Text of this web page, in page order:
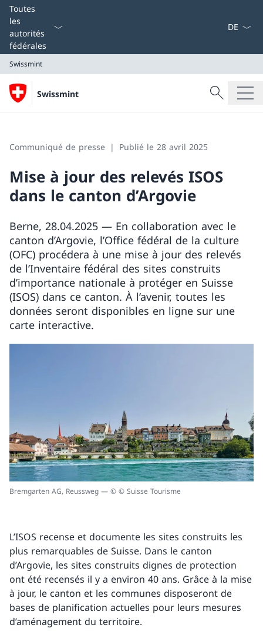
Toutes
les
autorités
fédérales
Swissmint
Swissmint
Recherche
Recherche
Communiqué de presse Publié le 28 avril 2025
Mise à jour des relevés ISOS
dans le canton d’Argovie
Berne, 28.04.2025 — En collaboration avec le
canton d’Argovie, l’Office fédéral de la culture
(OFC) procédera à une mise à jour des relevés
de l’Inventaire fédéral des sites construits
d’importance nationale à protéger en Suisse
(ISOS) dans ce canton. À l’avenir, toutes les
données seront disponibles en ligne sur une
carte interactive.
Bremgarten AG, Reussweg — © © Suisse Tourisme
L’ISOS recense et documente les sites construits les
plus remarquables de Suisse. Dans le canton
d’Argovie, les sites construits dignes de protection
ont été recensés il y a environ 40 ans. Grâce à la mise
à jour, le canton et les communes disposeront de
bases de planification actuelles pour leurs mesures
d’aménagement du territoire.